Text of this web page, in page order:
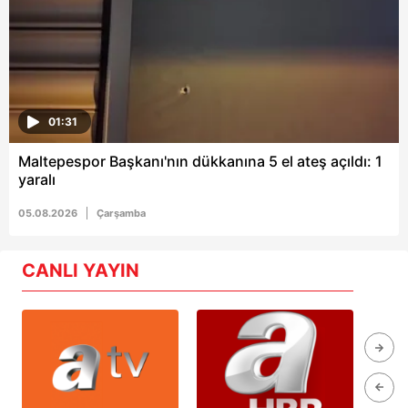
01:31
Maltepespor Başkanı'nın dükkanına 5 el ateş açıldı: 1
yaralı
05.08.2026 Çarşamba
CANLI YAYIN